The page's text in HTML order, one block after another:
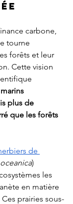
carbone,
tourne
forêts et leur
Cette vision
plus de
que les forêts
de
)
les
en matière
prairies sous-